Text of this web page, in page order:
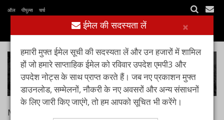
ऑल पीपुल्स चर्च
May 10, 2020
×
ईमेल की सदस्यता लें
हमारी मुफ्त ईमेल सूची की सदस्यता लें और उन हजारों में शामिल
हों जो हमारे साप्ताहिक ईमेल को रविवार उपदेश एमपी3 और
उपदेश नोट्स के साथ प्राप्त करते हैं। जब नए प्रकाशन मुफ्त
डाउनलोड, सम्मेलनों, नौकरी के नए अवसरों और अन्य संसाधनों
के लिए जारी किए जाएंगे, तो हम आपको सूचित भी करेंगे।